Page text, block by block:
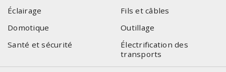
Éclairage
Fils et câbles
Domotique
Outillage
Santé et sécurité
Électrification des
transports